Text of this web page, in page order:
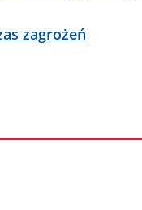
zagrożeń